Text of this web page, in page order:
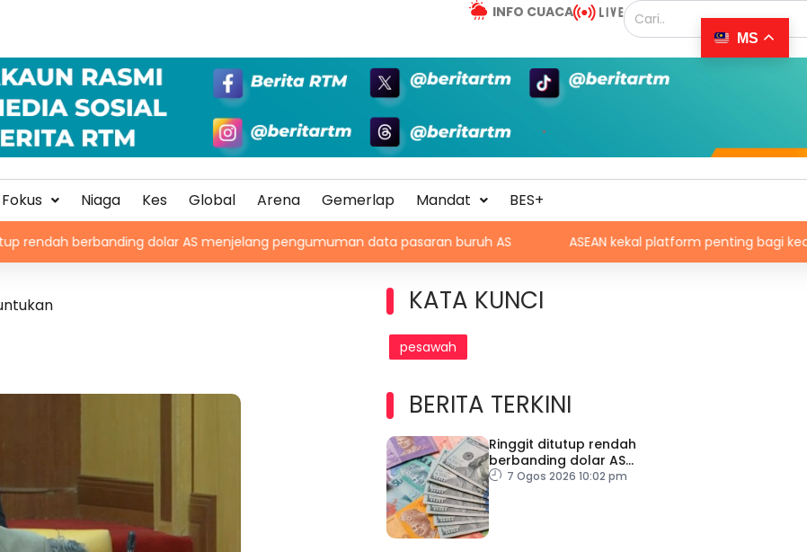
INFO CUACA
Fokus Niaga Kes Global Arena Gemerlap Mandat BES+
dolar AS menjelang pengumuman data pasaran buruh AS ASEAN kekal platform penting bagi keamanan,
KATA KUNCI
pesawah
BERITA TERKINI
Ringgit ditutup rendah
berbanding dolar AS
menjelang pengumuman
7 Ogos 2026 10:02 pm
MS